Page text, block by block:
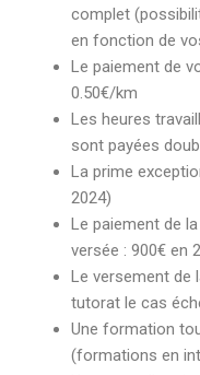
complet
en fonction de
Le paiement de
0.50€/km
Les heures
sont payées
La prime
2024)
Le paiement de
versée : 900€ en
Le versement de
tutorat le cas
Une formation
(formations en